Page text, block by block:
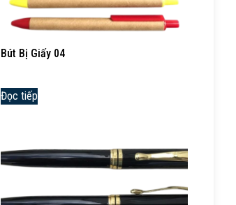
Bút Bị Giấy 04
Đọc tiếp